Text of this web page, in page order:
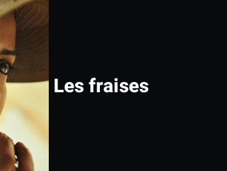
Les fraises